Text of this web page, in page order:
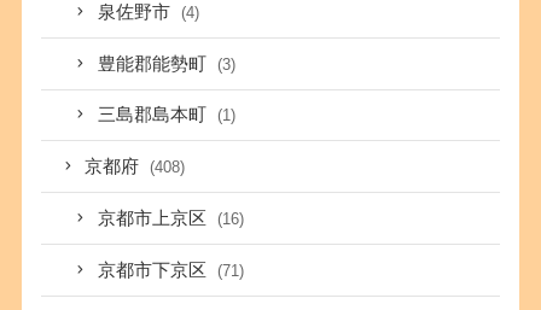
泉佐野市 (4)
豊能郡能勢町 (3)
三島郡島本町 (1)
京都府 (408)
京都市上京区 (16)
京都市下京区 (71)